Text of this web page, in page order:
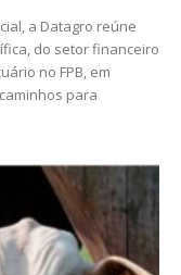
a Datagro reúne
do setor financeiro
no FPB, em
para